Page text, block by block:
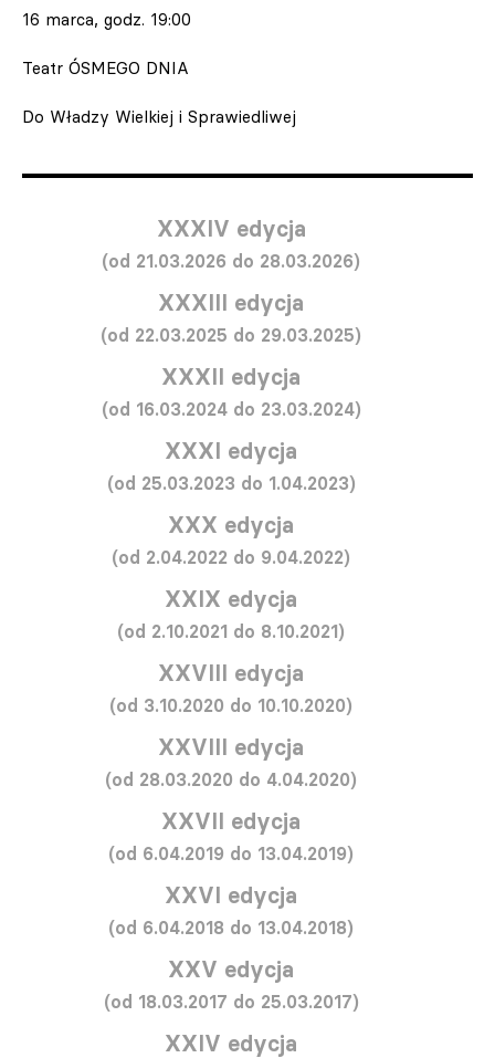
16 marca, godz. 19:00
Teatr ÓSMEGO DNIA
Do Władzy Wielkiej i Sprawiedliwej
XXXIV edycja
(od 21.03.2026 do 28.03.2026)
XXXIII edycja
(od 22.03.2025 do 29.03.2025)
XXXII edycja
(od 16.03.2024 do 23.03.2024)
XXXI edycja
(od 25.03.2023 do 1.04.2023)
XXX edycja
(od 2.04.2022 do 9.04.2022)
XXIX edycja
(od 2.10.2021 do 8.10.2021)
XXVIII edycja
(od 3.10.2020 do 10.10.2020)
XXVIII edycja
(od 28.03.2020 do 4.04.2020)
XXVII edycja
(od 6.04.2019 do 13.04.2019)
XXVI edycja
(od 6.04.2018 do 13.04.2018)
XXV edycja
(od 18.03.2017 do 25.03.2017)
XXIV edycja